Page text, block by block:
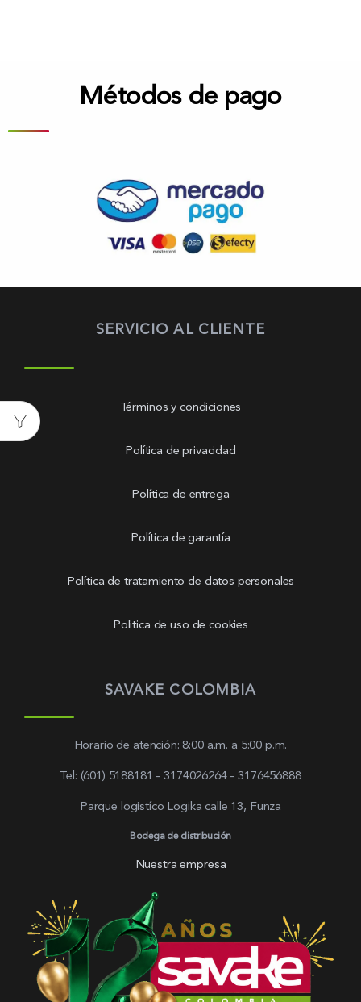
Métodos de pago
SERVICIO AL CLIENTE
Términos y condiciones
Política de privacidad
Política de entrega
Política de garantía
Política de tratamiento de datos personales
Politica de uso de cookies
SAVAKE COLOMBIA
Horario de atención: 8:00 a.m. a 5:00 p.m.
Tel: (601) 5188181 - 3174026264 - 3176456888
Parque logistíco Logika calle 13, Funza
Bodega de distribución
Nuestra empresa